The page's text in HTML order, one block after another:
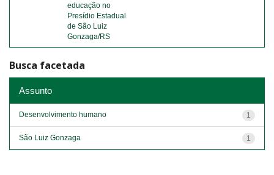
educação no
Presídio Estadual
de São Luiz
Gonzaga/RS
Busca facetada
Assunto
1
Desenvolvimento humano
1
São Luiz Gonzaga